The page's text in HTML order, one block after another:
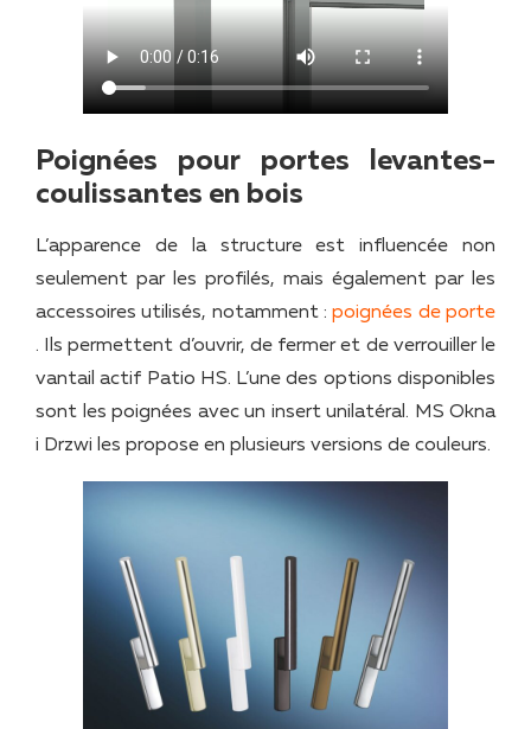
Poignées pour portes levantes-
coulissantes en bois
L’apparence de la structure est influencée non
seulement par les profilés, mais également par les
accessoires utilisés, notamment :poignées de porte
. Ils permettent d’ouvrir, de fermer et de verrouiller le
vantail actif Patio HS. L’une des options disponibles
sont les poignées avec un insert unilatéral. MS Okna
i Drzwi les propose en plusieurs versions de couleurs.